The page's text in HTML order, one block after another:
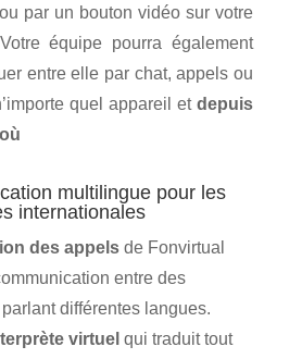
par un bouton vidéo sur votre
équipe pourra également
entre elle par chat, appels ou
quel appareil et depuis
multilingue pour les
internationales
des appelsde Fonvirtual
entre des
différentes langues.
virtuel qui traduit tout